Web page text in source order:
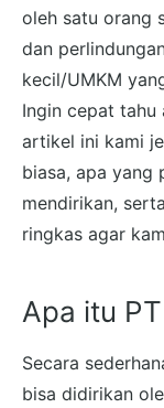
oleh satu orang
dan
kecil/UMKM
Ingin cepat tahu
artikel ini kami
biasa, apa yang
mendirikan,
ringkas agar
Apa itu
Secara
bisa didirikan